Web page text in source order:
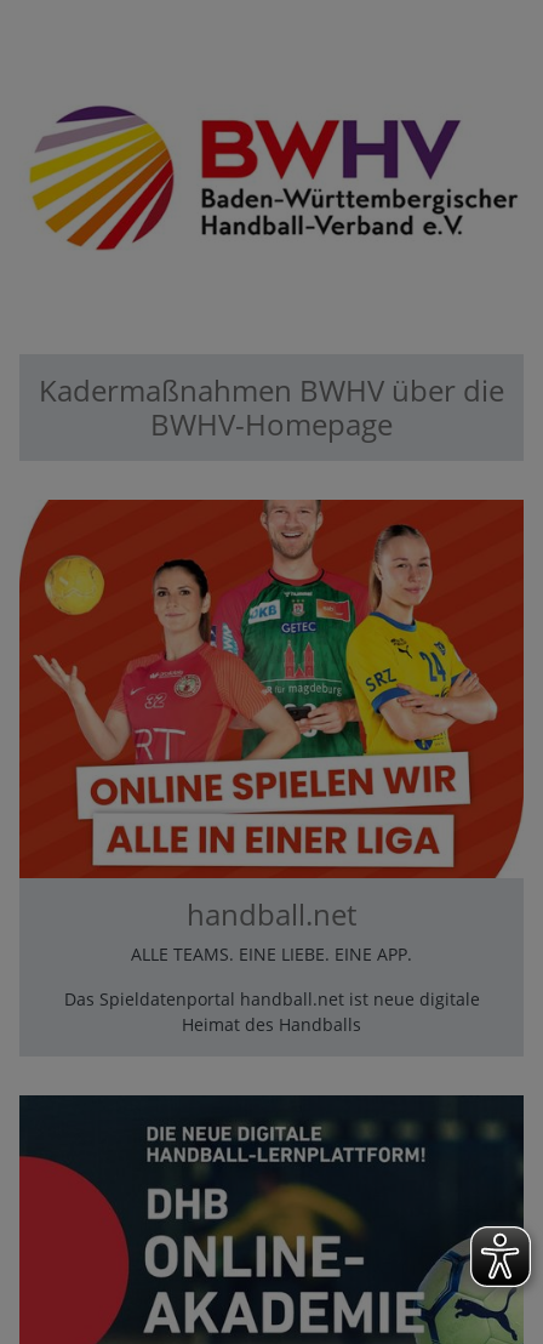
Kadermaßnahmen BWHV über die
BWHV-Homepage
handball.net
ALLE TEAMS. EINE LIEBE. EINE APP.
Das Spieldatenportal handball.net ist neue digitale
Heimat des Handballs